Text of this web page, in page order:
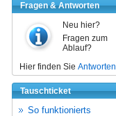
Fragen & Antworten
Neu hier?
Fragen zum
Ablauf?
Hier finden Sie Antworten
Tauschticket
So funktionierts